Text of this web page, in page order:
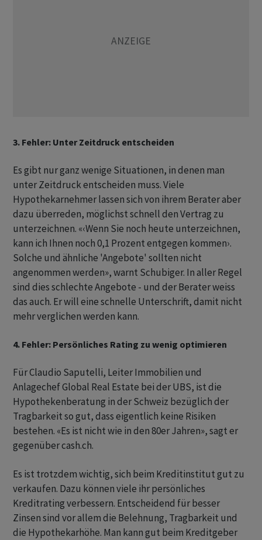
3. Fehler: Unter Zeitdruck entscheiden
Es gibt nur ganz wenige Situationen, in denen man
unter Zeitdruck entscheiden muss. Viele
Hypothekarnehmer lassen sich von ihrem Berater aber
dazu überreden, möglichst schnell den Vertrag zu
unterzeichnen. «‹Wenn Sie noch heute unterzeichnen,
kann ich Ihnen noch 0,1 Prozent entgegen kommen›.
Solche und ähnliche 'Angebote' sollten nicht
angenommen werden», warnt Schubiger. In aller Regel
sind dies schlechte Angebote - und der Berater weiss
das auch. Er will eine schnelle Unterschrift, damit nicht
mehr verglichen werden kann.
4. Fehler: Persönliches Rating zu wenig optimieren
Für Claudio Saputelli, Leiter Immobilien und
Anlagechef Global Real Estate bei der UBS, ist die
Hypothekenberatung in der Schweiz bezüglich der
Tragbarkeit so gut, dass eigentlich keine Risiken
bestehen. «Es ist nicht wie in den 80er Jahren», sagt er
gegenüber cash.ch.
Es ist trotzdem wichtig, sich beim Kreditinstitut gut zu
verkaufen. Dazu können viele ihr persönliches
Kreditrating verbessern. Entscheidend für besser
Zinsen sind vor allem die Belehnung, Tragbarkeit und
die Hypothekarhöhe. Man kann gut beim Kreditgeber